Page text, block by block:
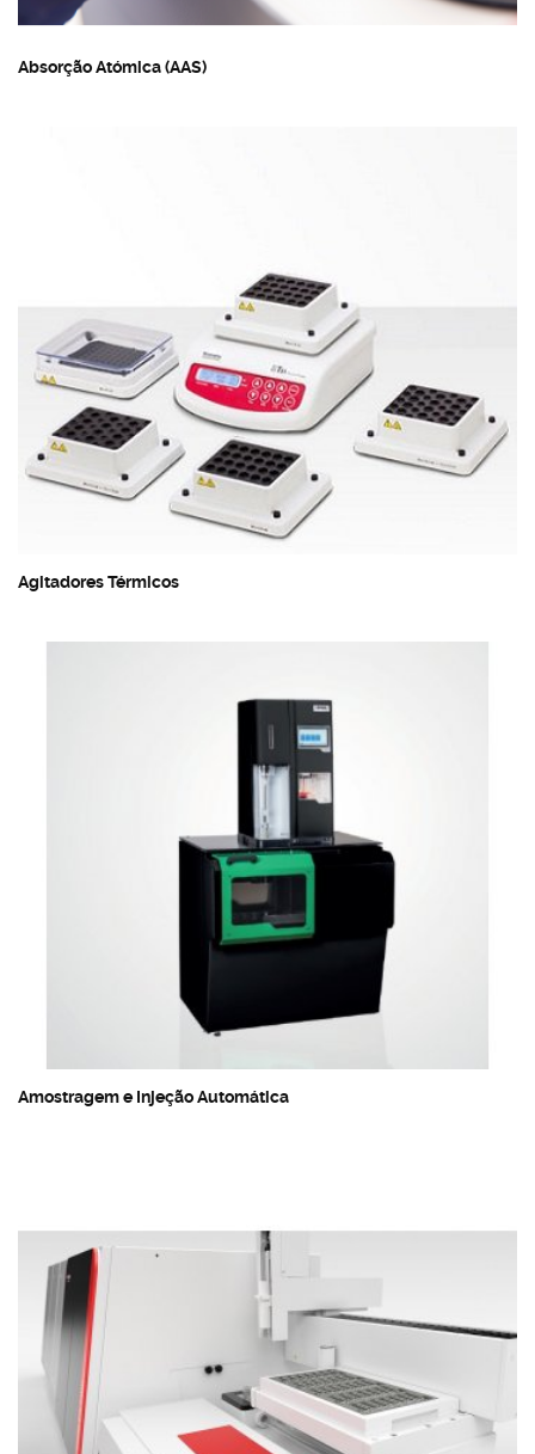
Absorção Atómica (AAS)
Agitadores Térmicos
Amostragem e Injeção Automática